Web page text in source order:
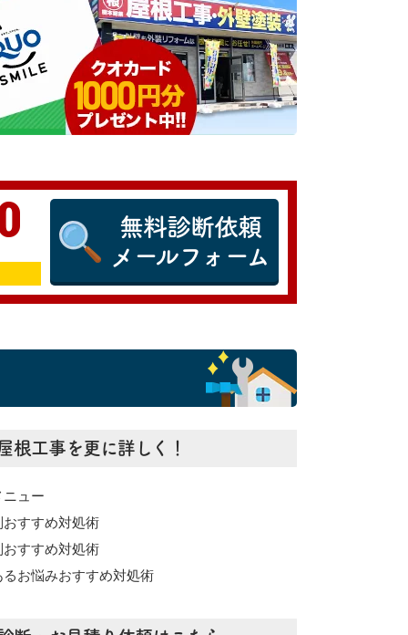
無料診断依頼
メールフォーム
根工事を更に詳しく！
ュー
おすすめ対処術
おすすめ対処術
るお悩みおすすめ対処術